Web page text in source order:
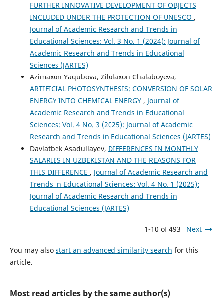
FURTHER INNOVATIVE DEVELOPMENT OF OBJECTS
INCLUDED UNDER THE PROTECTION OF UNESCO ,
Journal of Academic Research and Trends in
Educational Sciences: Vol. 3 No. 1 (2024): Journal of
Academic Research and Trends in Educational
Sciences (JARTES)
Azimaxon Yaqubova, Zilolaxon Chalaboyeva,
ARTIFICIAL PHOTOSYNTHESIS: CONVERSION OF SOLAR
ENERGY INTO CHEMICAL ENERGY , Journal of
Academic Research and Trends in Educational
Sciences: Vol. 4 No. 3 (2025): Journal of Academic
Research and Trends in Educational Sciences (JARTES)
Davlatbek Asadullayev, DIFFERENCES IN MONTHLY
SALARIES IN UZBEKISTAN AND THE REASONS FOR
THIS DIFFERENCE , Journal of Academic Research and
Trends in Educational Sciences: Vol. 4 No. 1 (2025):
Journal of Academic Research and Trends in
Educational Sciences (JARTES)
1-10 of 493 Next
You may also start an advanced similarity search for this
article.
Most read articles by the same author(s)